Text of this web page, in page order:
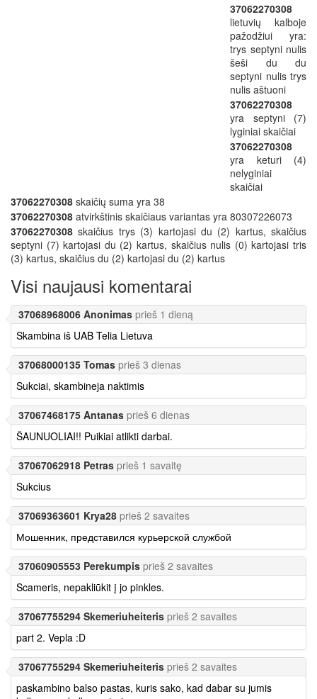
37062270308
lietuvių kalboje
pažodžiui yra:
trys septyni nulis
šeši du du
septyni nulis trys
nulis aštuoni
37062270308
yra septyni (7)
lyginiai skaičiai
37062270308
yra keturi (4)
nelyginiai
skaičiai
37062270308 skaičių suma yra 38
37062270308 atvirkštinis skaičiaus variantas yra 80307226073
37062270308 skaičius trys (3) kartojasi du (2) kartus, skaičius
septyni (7) kartojasi du (2) kartus, skaičius nulis (0) kartojasi tris
(3) kartus, skaičius du (2) kartojasi du (2) kartus
Visi naujausi komentarai
37068968006 Anonimas prieš 1 dieną
Skambina iš UAB Telia Lietuva
37068000135 Tomas prieš 3 dienas
Sukciai, skambineja naktimis
37067468175 Antanas prieš 6 dienas
ŠAUNUOLIAI!! Puikiai atlikti darbai.
37067062918 Petras prieš 1 savaitę
Sukcius
37069363601 Krya28 prieš 2 savaites
Мошенник, представился курьерской службой
37060905553 Perekumpis prieš 2 savaites
Scameris, nepakliūkit į jo pinkles.
37067755294 Skemeriuheiteris prieš 2 savaites
part 2. Vepla :D
37067755294 Skemeriuheiteris prieš 2 savaites
paskambino balso pastas, kuris sako, kad dabar su jumis